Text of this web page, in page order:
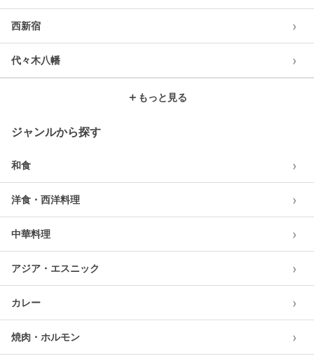
西新宿 ›
代々木八幡 ›
＋ もっと見る
ジャンルから探す
和食 ›
洋食・西洋料理 ›
中華料理 ›
アジア・エスニック ›
カレー ›
焼肉・ホルモン ›